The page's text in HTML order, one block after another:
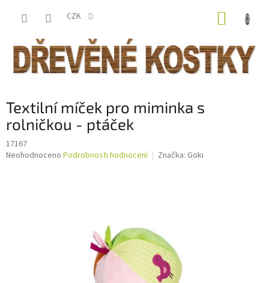
CZK
Textilní míček pro miminka s
rolničkou - ptáček
17167
Průměrné
Neohodnoceno Podrobnosti hodnocení Značka: Goki